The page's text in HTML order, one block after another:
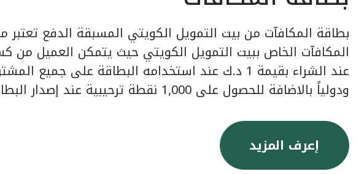
بطاقة المكافآت من بيت التمويل الكويتي المسبقة الدفع تعتبر
عند الشراء بقيمة 1 د.ك عند استخدامه البطاقة على جميع
ودولياً بالاضافة للحصول على 1,000 نقطة ترحيبية عند إصدار البطاقة.
إعرف المزيد